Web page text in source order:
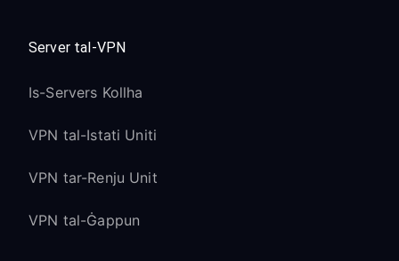
Server tal-VPN
Is-Servers Kollha
VPN tal-Istati Uniti
VPN tar-Renju Unit
VPN tal-Ġappun